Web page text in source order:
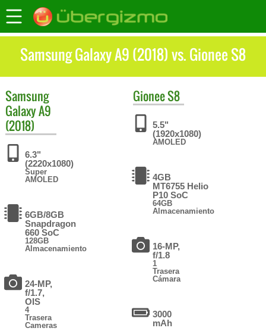
Samsung Galaxy A9 (2018) vs. Gionee S8
Samsung
Galaxy A9
(2018)
6.3"
(2220x1080)
Super
AMOLED
6GB/8GB
Snapdragon
660 SoC
128GB
Almacenamiento
24-MP,
f/1.7,
OIS
4
Trasera
Cameras
GioneeS8
5.5"
(1920x1080)
AMOLED
4GB
MT6755 Helio
P10 SoC
64GB
Almacenamiento
16-MP,
f/1.8
1
Trasera
Cámara
3000
mAh